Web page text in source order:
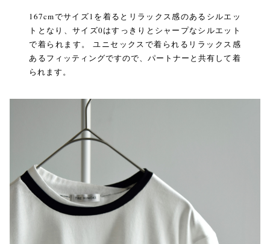
167cmでサイズ1を着るとリラックス感のあるシルエッ
トとなり、サイズ0はすっきりとシャープなシルエット
で着られます。 ユニセックスで着られるリラックス感
あるフィッティングですので、パートナーと共有して着
られます。